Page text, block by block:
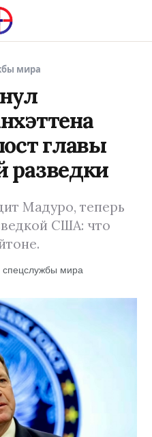
мира
главы
разведки
Мадуро, теперь
США: что
мира